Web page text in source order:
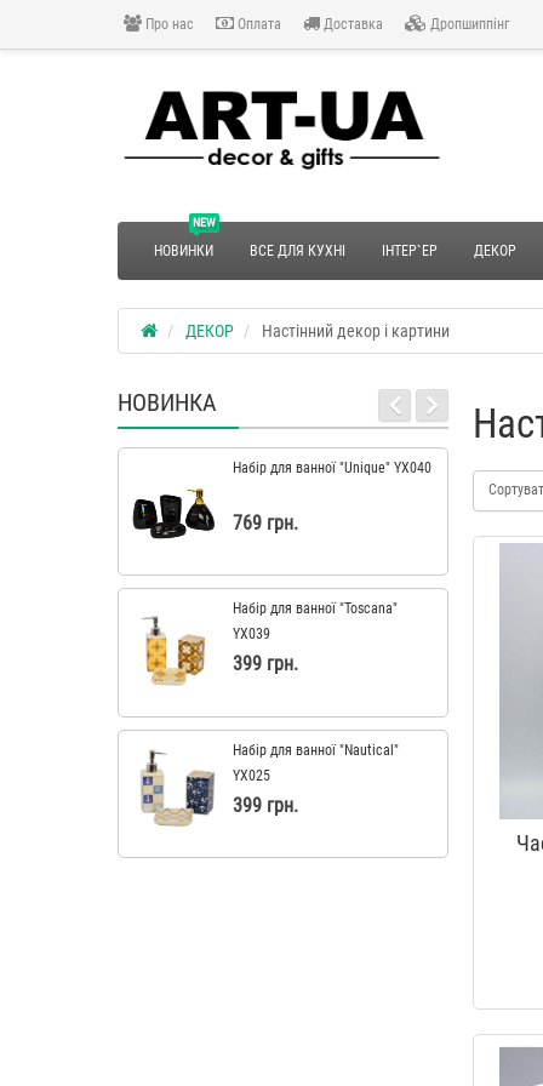
Про нас Оплата Доставка Дропшиппінг
NEW
НОВИНКИ ВСЕ ДЛЯ КУХНІ ІНТЕР`ЕР ДЕКОР
ДЕКОР Настінний декор і картини
НОВИНКА
Набір для ванної "Unique" YX040
769 грн.
Набір для ванної "Toscana"
YX039
399 грн.
Набір для ванної "Nautical"
YX025
399 грн.